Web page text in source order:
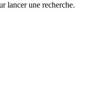
lancer une recherche.